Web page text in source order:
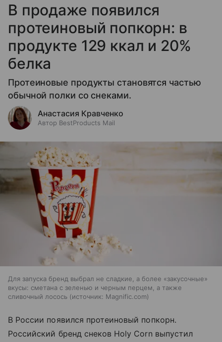
В продаже появился
протеиновый попкорн: в
продукте 129 ккал и 20%
белка
Протеиновые продукты становятся частью
обычной полки со снеками.
Анастасия Кравченко
Автор BestProducts Mail
Для запуска бренд выбрал не сладкие, а более «закусочные»
вкусы: сметана с зеленью и черным перцем, а также
сливочный лосось
источник: Magnific.com
В России появился протеиновый попкорн.
Российский бренд снеков Holy Corn выпустил